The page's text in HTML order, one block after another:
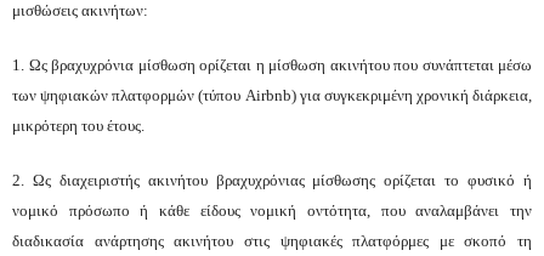
μισθώσεις ακινήτων:
1. Ως βραχυχρόνια μίσθωση ορίζεται η μίσθωση ακινήτου που συνάπτεται μέσω
των ψηφιακών πλατφορμών(τύπου Airbnb)για συγκεκριμένη χρονική διάρκεια,
μικρότερη του έτους.
2. Ως διαχειριστής ακινήτου βραχυχρόνιας μίσθωσης ορίζεται το φυσικό ή
νομικό πρόσωπο ή κάθε είδους νομική οντότητα, που αναλαμβάνει την
διαδικασία ανάρτησης ακινήτου στις ψηφιακές πλατφόρμες με σκοπό τη